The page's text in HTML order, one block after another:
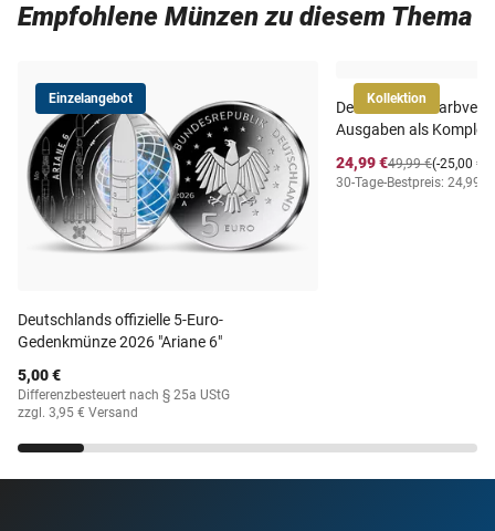
Empfohlene Münzen zu diesem Thema
Einzelangebot
Deutschlands offizielle 5-Euro-
Gedenkmünze 2026 "Ariane 6"
5,00 €
Differenzbesteuert nach § 25a UStG
zzgl. 3,95 € Versand
Kollektion
Deutschlands
Ausgaben als
24,99 €
(-25,00 €)
49,99 €
30-Tage-Bestpreis: 24,99 €